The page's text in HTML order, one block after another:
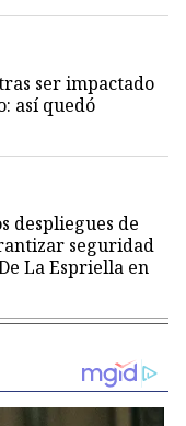
ser impactado
así quedó
despliegues de
seguridad
La Espriella en